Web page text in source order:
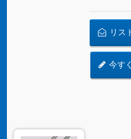
す
リス
今す